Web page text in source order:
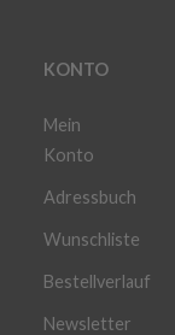
KONTO
Mein
Konto
Adressbuch
Wunschliste
Bestellverlauf
Newsletter